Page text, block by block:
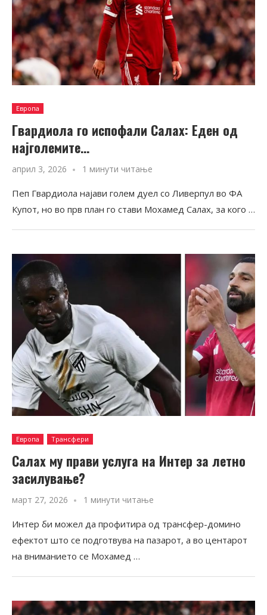
Европа
Гвардиола го испофали Салах: Еден од
најголемите…
април 3, 2026 1 минути читање
Пеп Гвардиола најави голем дуел со Ливерпул во ФА
Купот, но во прв план го стави Мохамед Салах, за кого …
Европа Трансфери
Салах му прави услуга на Интер за летно
засилување?
март 27, 2026 1 минути читање
Интер би можел да профитира од трансфер-домино
ефектот што се подготвува на пазарот, а во центарот
на вниманието се Мохамед …